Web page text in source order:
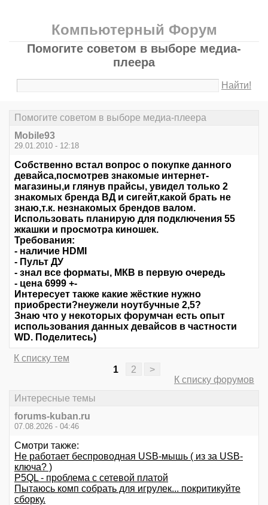
Компьютерный Форум
Помогите советом в выборе медиа-
плеера
Найти!
Помогите советом в выборе медиа-плеера
Mobile93
29.01.2010 - 12:18
Собственно встал вопрос о покупке данного
девайса,посмотрев знакомые интернет-
магазины,и глянув прайсы, увидел только 2
знакомых бренда ВД и сигейт,какой брать не
знаю,т.к. незнакомых брендов валом.
Использовать планирую для подключения 55
жкашки и просмотра киношек.
Требования:
- наличие HDMI
- Пульт ДУ
- знал все форматы, МКВ в первую очередь
- цена 6999 +-
Интересует также какие жёсткие нужно
приобрести?неужели ноутбучные 2,5?
Знаю что у некоторых форумчан есть опыт
использования данных девайсов в частности
WD. Поделитесь)
К списку тем
1
2
>
К списку форумов
Интересные темы
forums-kuban.ru
07.08.2026 - 04:46
Смотри также:
Не работает беспроводная USB-мышь ( из за USB-
ключа? )
P5QL - проблема с сетевой платой
Пытаюсь комп собрать для игрулек... покритикуйте
сборку.